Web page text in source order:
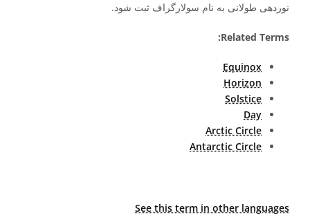
نوردهی طولانی به نام سولارگراف ثبت شود.
Related Terms:
Equinox
Horizon
Solstice
Day
Arctic Circle
Antarctic Circle
See this term in other languages